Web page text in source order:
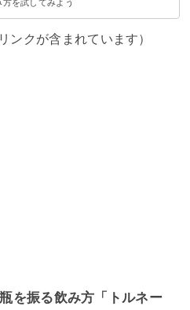
け方
→上へと瞬時に動かす
とよりきれいに見える
を試してみよう
ンクが含まれています）
を振る飲み方「トルネー